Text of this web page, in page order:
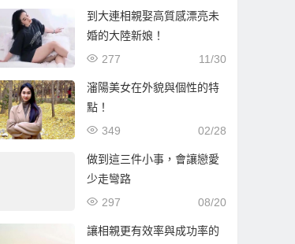
到大連相親娶高質感漂亮未
婚的大陸新娘！
11/30
277
瀋陽美女在外貌與個性的特
點！
02/28
349
做到這三件小事，會讓戀愛
少走彎路
08/20
297
讓相親更有效率與成功率的